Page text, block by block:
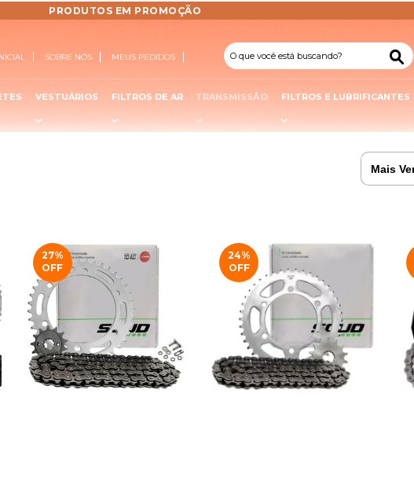
PRODUTOS EM PROMOÇÃO
SOBRE NÓS MEUS PEDIDOS
VESTUÁRIOS FILTROS DE AR TRANSMISSÃO FILTROS E LUBRIFICANTES
27%
OFF
24%
OFF